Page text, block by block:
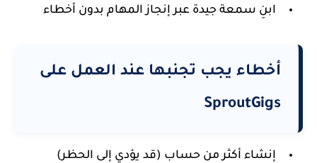
ابنِ سمعة جيدة عبر إنجاز المهام بدون أخطاء
أخطاء يجب تجنبها عند العمل على
SproutGigs
إنشاء أكثر من حساب (قد يؤدي إلى الحظر)